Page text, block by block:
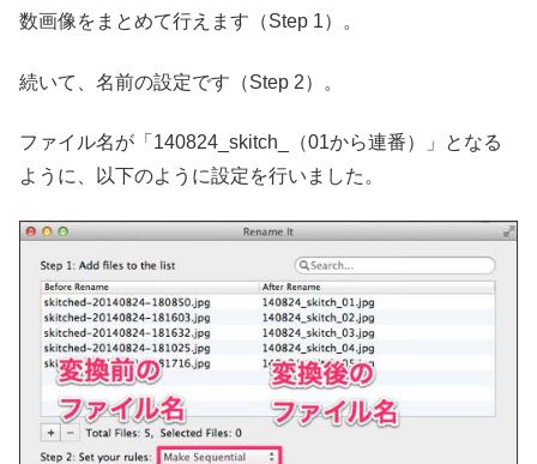
数画像をまとめて行えます（Step 1）。
続いて、名前の設定です（Step 2）。
ファイル名が「140824_skitch_（01から連番）」となる
ように、以下のように設定を行いました。